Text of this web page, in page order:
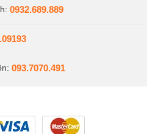
0932.689.889
093.7070.491